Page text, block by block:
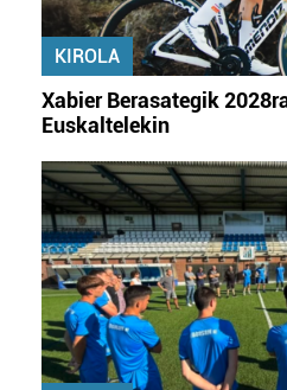
KIROLA
Xabier Berasategik
Euskaltelekin